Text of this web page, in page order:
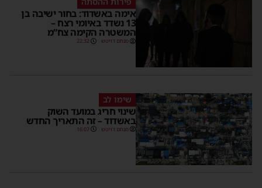
אימה באשדוד: בחור ישיבה בן
13 נשדד באיומי רצח –
המשטרה הקימה צח”מ
מנחם דויטש 22:32
שימו לב
שינוי חריג במועד השוק
באשדוד – זה התאריך החדש
מנחם דויטש 16:07